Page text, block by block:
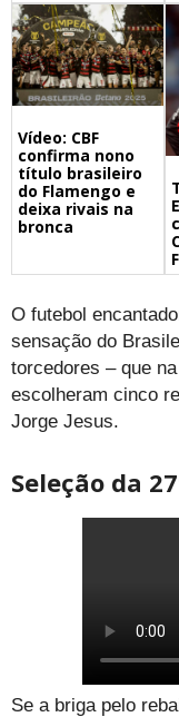
Vídeo: CBF
confirma nono
título brasileiro
do Flamengo e
deixa rivais na
bronca
O futebol
sensação do
torcedores – que
escolheram cinco
Jorge Jesus.
Seleção da
Se a briga pelo